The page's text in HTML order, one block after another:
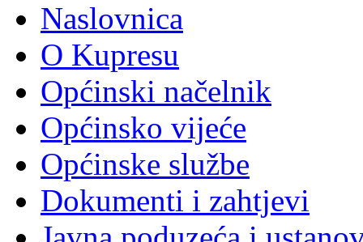
Naslovnica
O Kupresu
Općinski načelnik
Općinsko vijeće
Općinske službe
Dokumenti i zahtjevi